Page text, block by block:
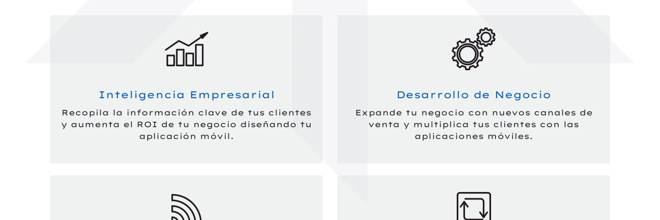
Inteligencia Empresarial
Recopila la información clave de tus clientes
y aumenta el ROI de tu negocio diseñando tu
aplicación móvil.
Desarrollo de Negocio
Expande tu negocio con nuevos canales de
venta y multiplica tus clientes con las
aplicaciones móviles.